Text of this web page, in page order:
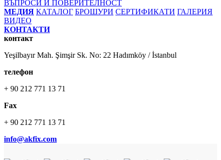
ВЪПРОСИ И ПОВЕРИТЕЛНОСТ
МЕДИЯ КАТАЛОГ БРОШУРИ СЕРТИФИКАТИ ГАЛЕРИЯ
ВИДЕО
КОНТАКТИ
контакт
Yeşilbayır Mah. Şimşir Sk. No: 22 Hadımköy / İstanbul
телефон
+ 90 212 771 13 71
Fax
+ 90 212 771 13 71
info@akfix.com